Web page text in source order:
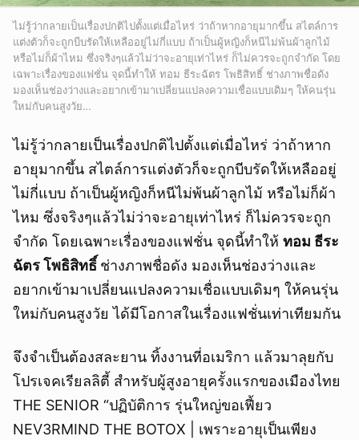
ไม่รู้ว่ากลายเป็นเรื่องปกติไปตั้งแต่เมื่อไหร่ ว่าถ้าหากอายุมากขึ้น สไตล์การ
แต่งตัวก็จะถูกบีบรัดให้เหลืออยู่ไม่กี่แบบ ถ้าเป็นผู้หญิงก็หนีไม่พ้นผ้าลูกไม้
หรือไม่ก็ผ้าไหม ซึ่งจริงๆแล้วไม่ว่าจะอายุเท่าไหร่ ก็ไม่ควรจะถูกจำกัด โดย
เฉพาะเรื่องของแฟชั่น จุดนี้ทำให้ ทอม ธีระฉัตร โพธิสิทธิ์ ช่างภาพชื่อดัง
มองเห็นช่องว่างและอยากเข้ามาเปลี่ยนแปลงความเชื่อแบบเดิมๆ ให้คนรุ่น
ใหม่กับคนสูงวัย…
ไม่รู้ว่ากลายเป็นเรื่องปกติไปตั้งแต่เมื่อไหร่ ว่าถ้าหาก
อายุมากขึ้น สไตล์การแต่งตัวก็จะถูกบีบรัดให้เหลืออยู่
ไม่กี่แบบ ถ้าเป็นผู้หญิงก็หนีไม่พ้นผ้าลูกไม้ หรือไม่ก็ผ้า
ไหม ซึ่งจริงๆแล้วไม่ว่าจะอายุเท่าไหร่ ก็ไม่ควรจะถูก
จำกัด โดยเฉพาะเรื่องของแฟชั่น จุดนี้ทำให้ ทอม ธีระ
ฉัตร โพธิสิทธิ์ ช่างภาพชื่อดัง มองเห็นช่องว่างและ
อยากเข้ามาเปลี่ยนแปลงความเชื่อแบบเดิมๆ ให้คนรุ่น
ใหม่กับคนสูงวัย ได้มีโอกาสในเรื่องแฟชั่นเท่าเทียมกัน
จึงจำเป็นต้องสละยาน ทิ้งงานที่อเมริกา แล้วมาลุยกับ
โปรเจคเรียลลิตี้ สำหรับผู้สูงอายุครั้งแรกของเมืองไทย
THE SENIOR “ปฏิบัติการ รุ่นใหญ่ขอเฟี้ยว
NEV3RMIND THE BOTOX | เพราะอายุเป็นเพียง